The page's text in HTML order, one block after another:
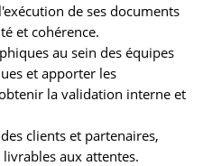
de ses documents
et cohérence.
au sein des équipes
et apporter les
la validation interne et
clients et partenaires,
aux attentes.